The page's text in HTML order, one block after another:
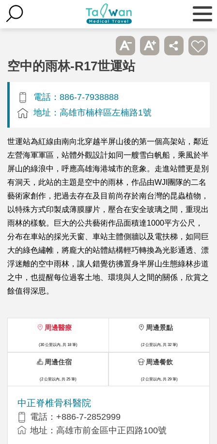
空中的雨林-R17世運站
電話：886-7-7938888
地址：高雄市楠梓區左楠路1號
世運站為紅線由南向北穿越半屏山後的第一個高架站，鄰近
左營海軍軍區，站體外觀設計如同一艘雪白帆船，乘風於半
屏山的綠浪中，呼應高雄海港城市的意象。走進站體更是別
有洞天，此站的主題是空中的雨林，作品由WJI團隊的二名
藝術家創作，把過去存在及目前尚存於南台灣的昆蟲植物，
以特殊方式印製成薄膜膠片，壓合在安全玻璃之間，重現出
雨林的樣貌。巨大的公共藝術作品面積達1000平方公尺，
分布在車站的採光天窗、車站主體側牆以及電扶梯，如同巨
大的綠色繡帷，將龐大的站體結構輕巧轉換為光影通透、漂
浮迷離的空中雨林，讓人錯覺彷彿置身半屏山生態綠林步道
之中，也提醒每位過客土地、環境與人之間的關係，欣賞之
餘值得深思。
周邊醫療
(30 公里以內, 共 18 筆)
中正脊椎骨科醫院
電話：+886-7-2852999
地址：高雄市前金區中正四路100號
周邊景點
(2 公里以內, 共 32 筆)
周邊住宿
(2 公里以內, 共 25 筆)
周邊餐飲
(2 公里以內, 共 29 筆)